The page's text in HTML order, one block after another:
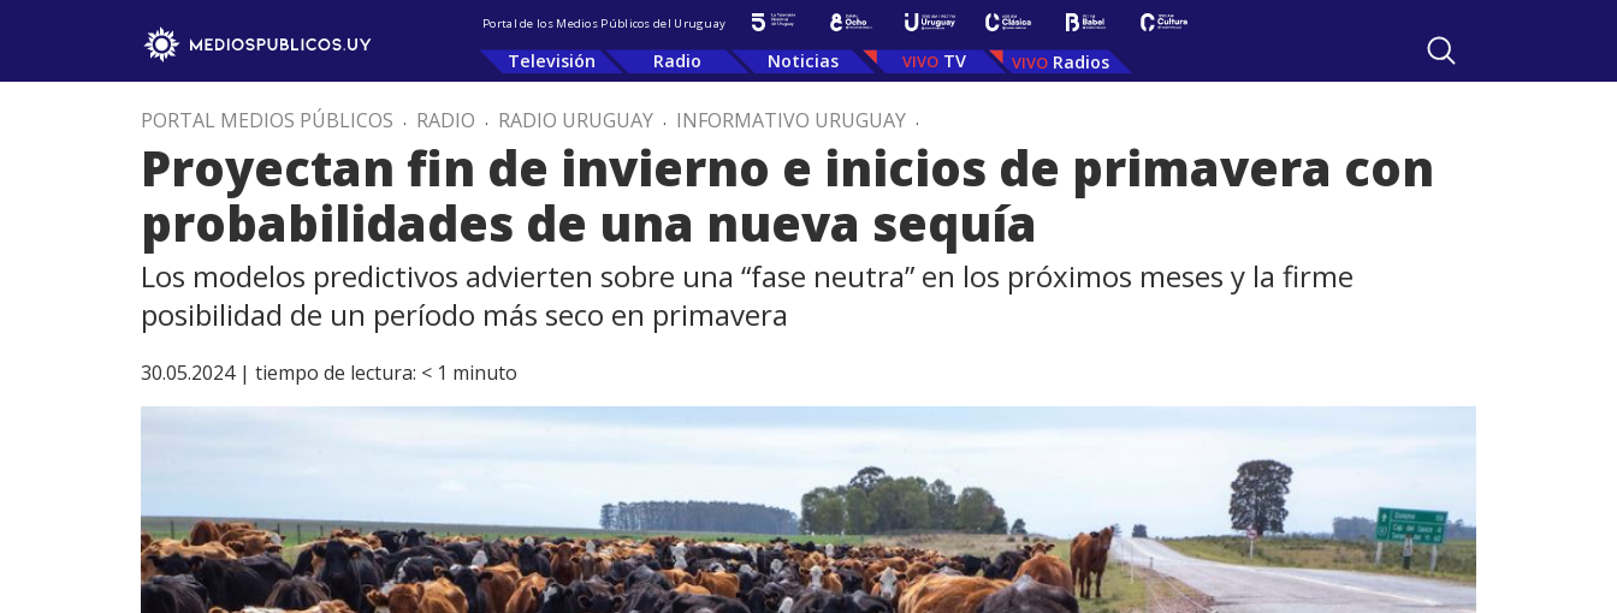
Portal de los Medios Públicos del Uruguay
Televisión Radio Noticias TV Radios
PORTAL MEDIOS PÚBLICOS . RADIO . RADIO URUGUAY . INFORMATIVO URUGUAY .
Proyectan fin de invierno e inicios de primavera con
probabilidades de una nueva sequía
Los modelos predictivos advierten sobre una “fase neutra” en los próximos meses y la firme
posibilidad de un período más seco en primavera
30.05.2024 | tiempo de lectura: < 1 minuto